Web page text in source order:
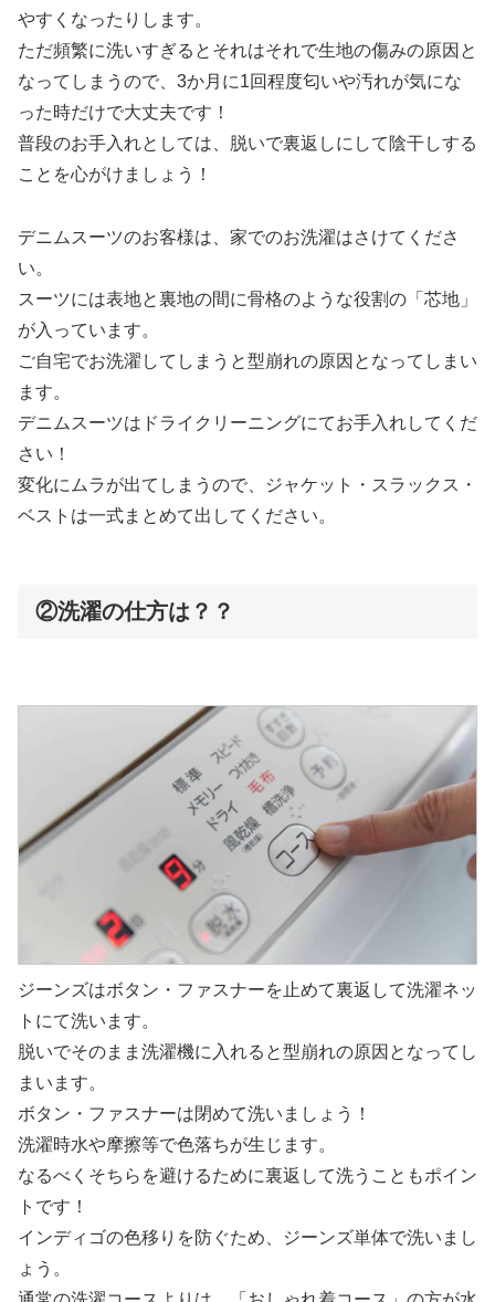
やすくなったりします。
ただ頻繁に洗いすぎるとそれはそれで生地の傷みの原因と
なってしまうので、3か月に1回程度匂いや汚れが気にな
った時だけで大丈夫です！
普段のお手入れとしては、脱いで裏返しにして陰干しする
ことを心がけましょう！
デニムスーツのお客様は、家でのお洗濯はさけてくださ
い。
スーツには表地と裏地の間に骨格のような役割の「芯地」
が入っています。
ご自宅でお洗濯してしまうと型崩れの原因となってしまい
ます。
デニムスーツはドライクリーニングにてお手入れしてくだ
さい！
変化にムラが出てしまうので、ジャケット・スラックス・
ベストは一式まとめて出してください。
②洗濯の仕方は？？
ジーンズはボタン・ファスナーを止めて裏返して洗濯ネッ
トにて洗います。
脱いでそのまま洗濯機に入れると型崩れの原因となってし
まいます。
ボタン・ファスナーは閉めて洗いましょう！
洗濯時水や摩擦等で色落ちが生じます。
なるべくそちらを避けるために裏返して洗うこともポイン
トです！
インディゴの色移りを防ぐため、ジーンズ単体で洗いまし
ょう。